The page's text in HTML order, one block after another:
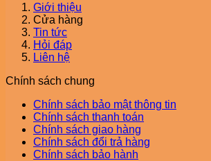
Giới thiệu
Cửa hàng
Tin tức
Hỏi đáp
Liên hệ
Chính sách chung
Chính sách bảo mật thông tin
Chính sách thanh toán
Chính sách giao hàng
Chính sách đổi trả hàng
Chính sách bảo hành